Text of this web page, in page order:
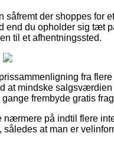
såfremt der shoppes for
end du opholder sig tæt
til et afhentningssted.
fra
mindske salgsværdien
frembyde gratis
på indtil flere
at man er